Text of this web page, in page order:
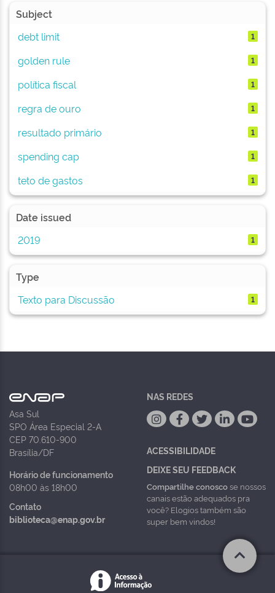
Subject
debt limit
1
golden rule 1
política fiscal 1
regra de ouro 1
resultado primário 1
spending cap 1
teto de gastos 1
Date issued
2019
1
Type
Texto para Discussão
1
Asa Sul
SPO Área Especial 2-A
CEP 70.610-900
Brasília/DF
Horário de funcionamento
08h00 às 18h00
Contato
biblioteca@enap.gov.br
NAS REDES
ACESSIBILIDADE
DEIXE SEU FEEDBACK
Compartilhe conoscose nossos
canais estão adequados pra
você? Elogios também são
super bem vindos!